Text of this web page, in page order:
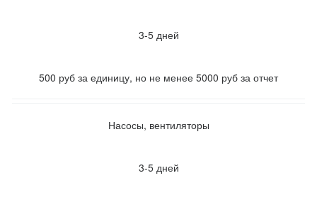
3-5 дней
500 руб за единицу, но не менее 5000 руб за отчет
Насосы, вентиляторы
3-5 дней